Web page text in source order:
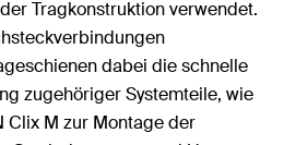
Tragkonstruktion verwendet.
dabei die schnelle
zugehöriger Systemteile, wie
Clix M zur Montage der